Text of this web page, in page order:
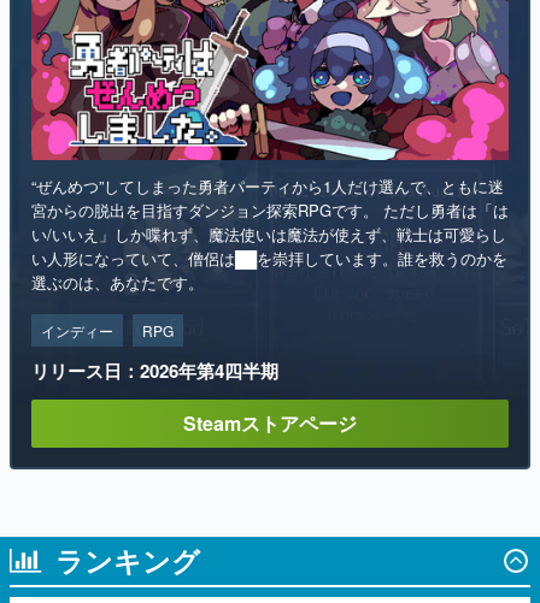
“ぜんめつ”してしまった勇者パーティから1人だけ選んで、ともに迷
宮からの脱出を目指すダンジョン探索RPGです。 ただし勇者は「は
い/いいえ」しか喋れず、魔法使いは魔法が使えず、戦士は可愛らし
い人形になっていて、僧侶は██を崇拝しています。誰を救うのかを
選ぶのは、あなたです。
インディー RPG
リリース日：2026年第4四半期
Steamストアページ
ランキング